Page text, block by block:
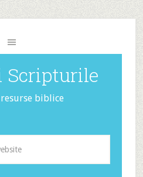
Scripturile
biblice